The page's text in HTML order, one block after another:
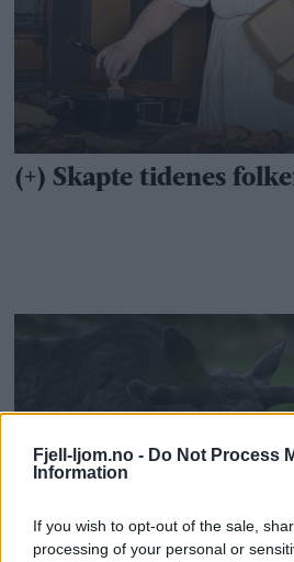
Fjell-ljom.no - Do Not Process
Information
If you wish to opt-out of the sale,
processing of your personal or